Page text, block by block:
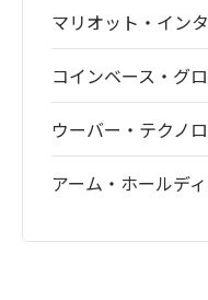
マリオット・イン
コインベース・グ
ウーバー・テクノ
アーム・ホールデ